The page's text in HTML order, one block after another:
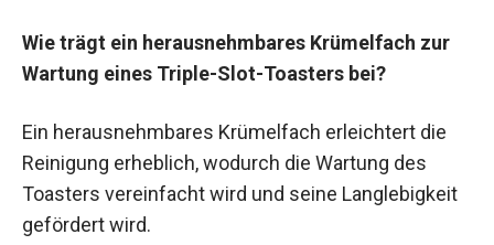
Wie trägt ein herausnehmbares Krümelfach zur
Wartung eines Triple-Slot-Toasters bei?
Ein herausnehmbares Krümelfach erleichtert die
Reinigung erheblich, wodurch die Wartung des
Toasters vereinfacht wird und seine Langlebigkeit
gefördert wird.